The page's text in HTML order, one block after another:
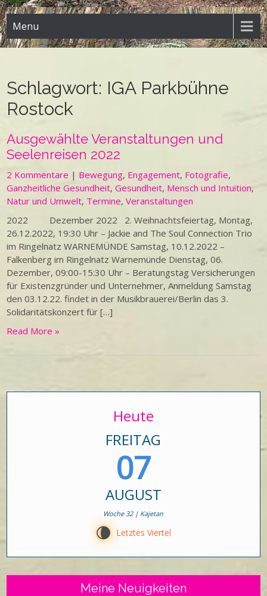
Menu
Schlagwort: IGA Parkbühne
Rostock
Ausgewählte Veranstaltungen und
Seelenreisen 2022
2 Kommentare | Bewegung, Engagement, Fotografie,
Ganzheitliche Gesundheit,Gesundheit, Mensch und Intuition,
Natur und Umwelt, Termine,Veranstaltungen
2022 Dezember 2022 2. Weihnachtsfeiertag, Montag,
26.12.2022, 19:30 Uhr – Jackie and The Soul Connection Trio
im Ringelnatz WARNEMÜNDE Samstag, 10.12.2022 –
Falkenberg im Ringelnatz Warnemünde Dienstag, 06.
Dezember, 09:00-15:30 Uhr – Beratungstag Versicherungen
für Existenzgründer und Unternehmer, Anmeldung Samstag
den 03.12.22. findet in der Musikbrauerei/Berlin das 3.
Solidaritätskonzert für […]
Read More »
Heute
FREITAG
07
AUGUST
Woche 32 | Kajetan
V Letztes Viertel
Meine Neuigkeiten